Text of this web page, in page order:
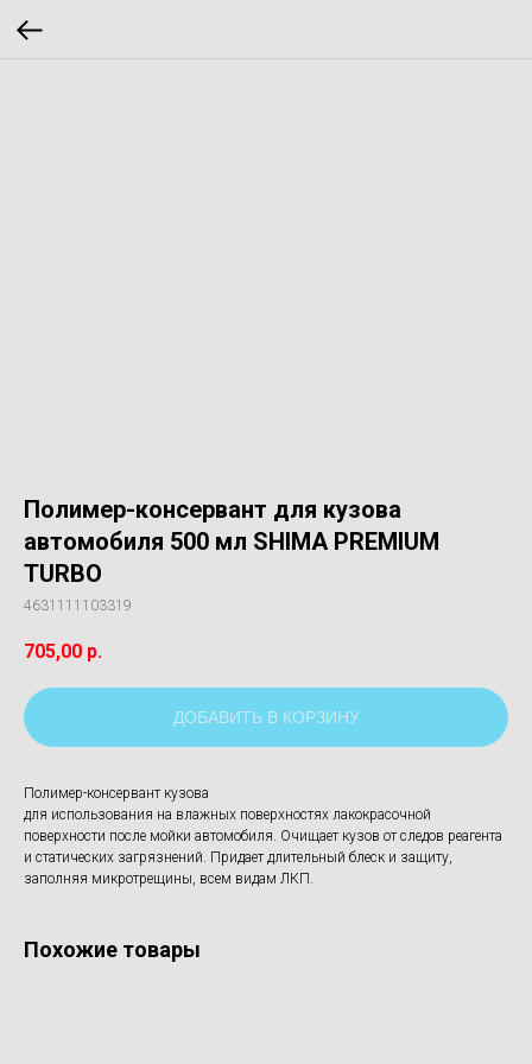
Полимер-консервант для кузова
автомобиля 500 мл SHIMA PREMIUM
TURBO
4631111103319
705,00 р.
ДОБАВИТЬ В КОРЗИНУ
Полимер-консервант кузова
для использования на влажных поверхностях лакокрасочной
поверхности после мойки автомобиля. Очищает кузов от следов реагента
и статических загрязнений. Придает длительный блеск и защиту,
заполняя микротрещины, всем видам ЛКП.
Похожие товары